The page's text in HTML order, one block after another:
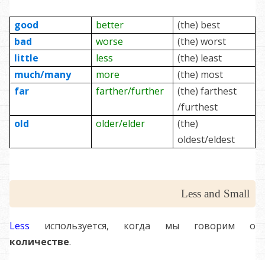
good better
(the) best
bad
worse
(the) worst
little
less
(the) least
much/many
more
(the) most
far
farther/further
(the) farthest
/furthest
old
older/elder
(the)
oldest/eldest
Less and Small
Less используется, когда мы говорим о
количестве.